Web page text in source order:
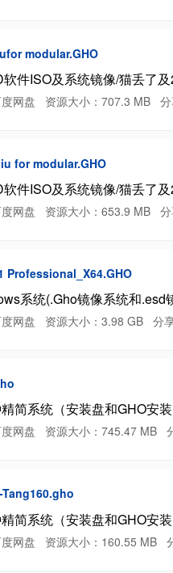
modular.GHO
件ISO及系统镜像/猫丢了
度网盘 资源大小：707.3 MB
for modular.GHO
件ISO及系统镜像/猫丢了
度网盘 资源大小：653.9 MB
Professional_X64.GHO
系统(.Gho镜像系统和
度网盘 资源大小：3.98 GB 分
简系统（安装盘和GHO安
度网盘 资源大小：745.47 MB
Tang160.gho
简系统（安装盘和GHO安
度网盘 资源大小：160.55 MB